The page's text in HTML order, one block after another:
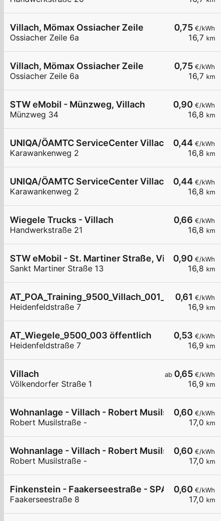
0,75 €/kWh
16,7 km
Villach, Mömax Ossiacher Zeile
Ossiacher Zeile 6a
0,75 €/kWh
16,7 km
Villach, Mömax Ossiacher Zeile
Ossiacher Zeile 6a
0,90 €/kWh
16,8 km
STW eMobil - Münzweg, Villach
Münzweg 34
0,44 €/kWh
16,8 km
UNIQA/ÖAMTC ServiceCenter Villach - AC1
Karawankenweg 2
0,44 €/kWh
16,8 km
UNIQA/ÖAMTC ServiceCenter Villach - AC2
Karawankenweg 2
0,66 €/kWh
16,8 km
Wiegele Trucks - Villach
Handwerkstraße 21
0,90 €/kWh
16,8 km
STW eMobil - St. Martiner Straße, Villach
Sankt Martiner Straße 13
0,61 €/kWh
16,9 km
Heidenfeldstraße 7
0,53 €/kWh
16,9 km
AT_Wiegele_9500_003 öffentlich
Heidenfeldstraße 7
ab 0,65 €/kWh
16,9 km
Villach
Völkendorfer Straße 1
0,60 €/kWh
17,0 km
Wohnanlage - Villach - Robert Musilstraße
Robert Musilstraße -
0,60 €/kWh
17,0 km
Wohnanlage - Villach - Robert Musilstraße
Robert Musilstraße -
0,60 €/kWh
17,0 km
Finkenstein - Faakerseestraße - SPAR
Faakerseestraße 8